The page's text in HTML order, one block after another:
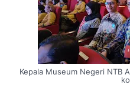
Kepala Museum Negeri NTB